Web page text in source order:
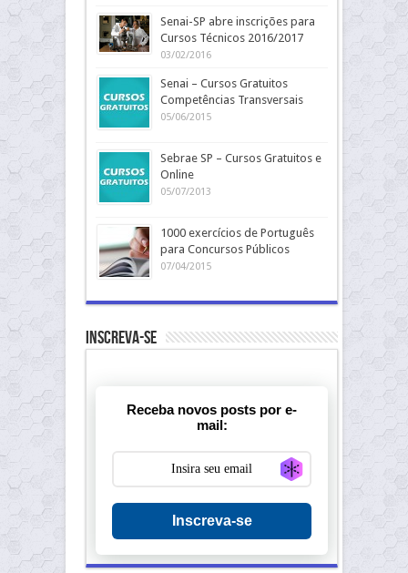
Senai-SP abre inscrições para
Cursos Técnicos 2016/2017
03/02/2016
Senai – Cursos Gratuitos
Competências Transversais
05/06/2015
Sebrae SP – Cursos Gratuitos e
Online
05/07/2013
1000 exercícios de Português
para Concursos Públicos
07/04/2015
Inscreva-se
Receba novos posts por e-
mail:
Generate new
Inscreva-se